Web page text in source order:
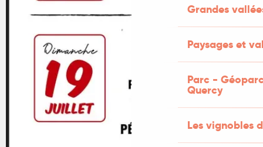
Grandes
Paysages et
Parc -
Quercy
Les vignobles